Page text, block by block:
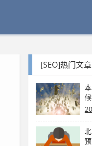
[SEO]热门文章